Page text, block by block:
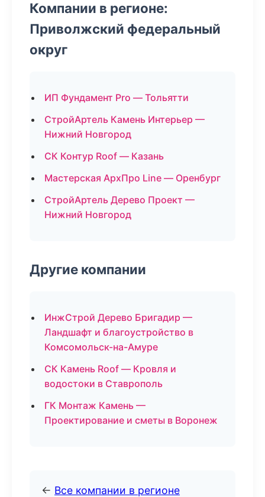
Компании в регионе:
Приволжский федеральный
округ
ИП Фундамент Pro — Тольятти
СтройАртель Камень Интерьер —
Нижний Новгород
СК Контур Roof — Казань
Мастерская АрхПро Line — Оренбург
СтройАртель Дерево Проект —
Нижний Новгород
Другие компании
ИнжСтрой Дерево Бригадир —
Ландшафт и благоустройство в
Комсомольск-на-Амуре
СК Камень Roof — Кровля и
водостоки в Ставрополь
ГК Монтаж Камень —
Проектирование и сметы в Воронеж
← Все компании в регионе